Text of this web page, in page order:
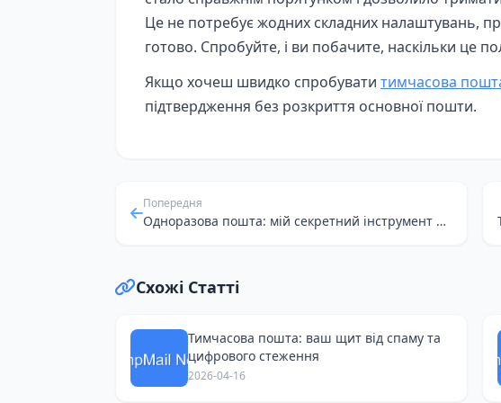
Це не потребує жодних складних налаштувань,
готово. Спробуйте, і ви побачите, наскільки це
Якщо хочеш швидко спробувати тимчасова
підтвердження без розкриття основної пошти.
Попередня
Одноразова пошта: мій секретний інструмент для тестування SaaS та захисту від спаму
Схожі Статті
Тимчасова пошта: ваш щит від спаму та
цифрового стеження
2026-04-16